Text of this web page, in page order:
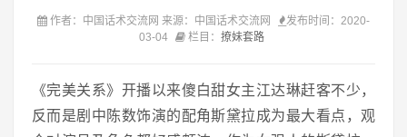
作者：中国话术交流网 来源：中国话术交流网
发布时间：2020-
03-04
栏目： 撩妹套路
《完美关系》开播以来傻白甜女主江达琳赶客不少，
反而是剧中陈数饰演的配角斯黛拉成为最大看点，观